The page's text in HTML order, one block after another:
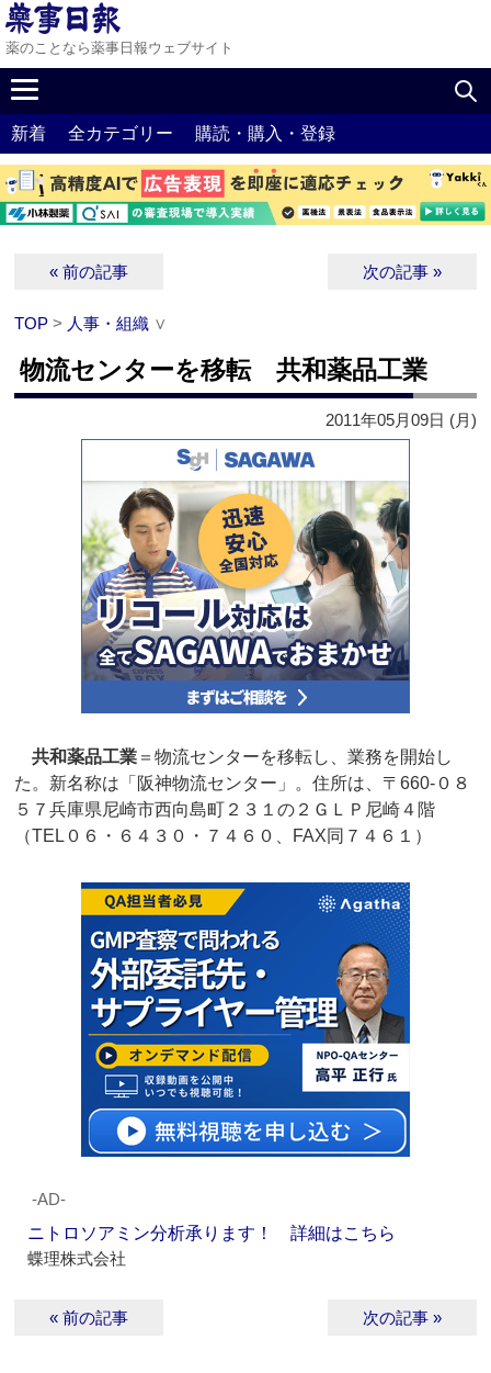
薬のことなら薬事日報ウェブサイト
新着 全カテゴリー 購読・購入・登録
« 前の記事 次の記事 »
TOP > 人事・組織 ∨
物流センターを移転 共和薬品工業
2011年05月09日 (月)
共和薬品工業 ＝物流センターを移転し、業務を開始し
た。新名称は「阪神物流センター」。住所は、〒660‐０８
５７兵庫県尼崎市西向島町２３１の２ＧＬＰ尼崎４階
（TEL０６・６４３０・７４６０、FAX同７４６１）
‐AD‐
ニトロソアミン分析承ります！ 詳細はこちら
蝶理株式会社
« 前の記事 次の記事 »